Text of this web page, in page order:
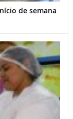
de semana